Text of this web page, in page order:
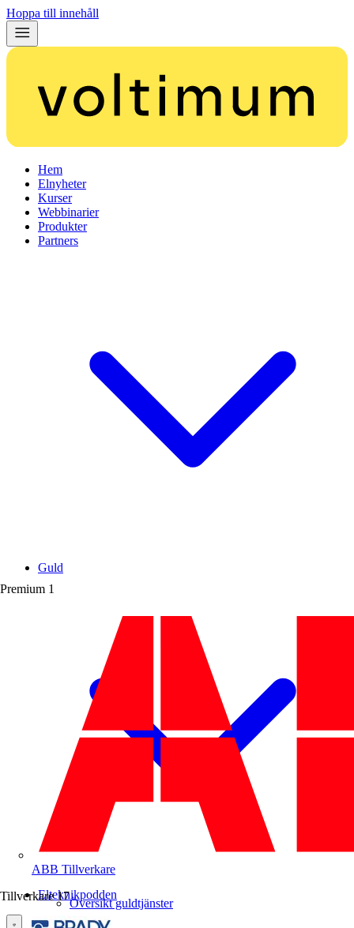
Hoppa till innehåll
Hem
Elnyheter
Kurser
Webbinarier
Produkter
Partners
Premium 1
ABB Tillverkare
Tillverkare 17
Guld
Översikt guldtjänster
Elteknikpodden